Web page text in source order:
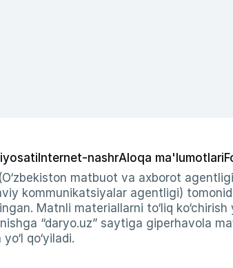
Internet-nashrAloqa ma'lumotlari
matbuot va axborot
kommunikatsiyalar agentligi)
Matnli materiallarni to‘liq
“daryo.uz” saytiga giperhavola
qo‘yiladi.